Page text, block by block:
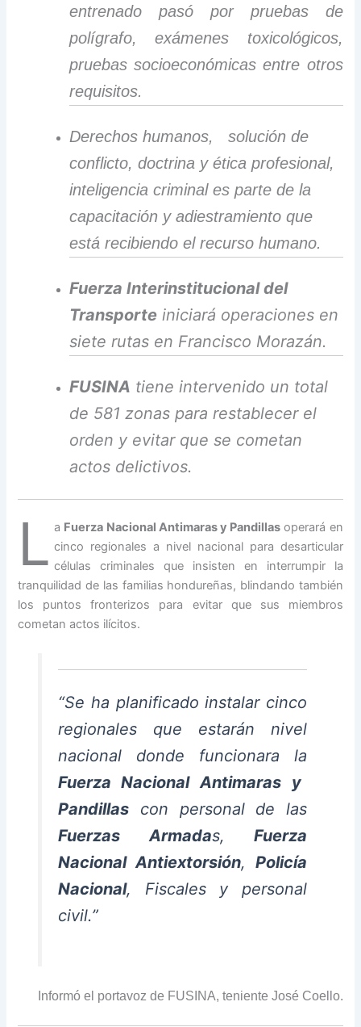
entrenado pasó por pruebas de
polígrafo, exámenes toxicológicos,
pruebas socioeconómicas entre otros
requisitos.
Derechos humanos, solución de
conflicto, doctrina y ética profesional,
inteligencia criminal es parte de la
capacitación y adiestramiento que
está recibiendo el recurso humano.
Fuerza Interinstitucional del
Transporte iniciará operaciones en
siete rutas en Francisco Morazán.
FUSINA tiene intervenido un total
de 581 zonas para restablecer el
orden y evitar que se cometan
actos delictivos.
L a Fuerza Nacional Antimaras y Pandillas operará en
cinco regionales a nivel nacional para desarticular
células criminales que insisten en interrumpir la
tranquilidad de las familias hondureñas, blindando también
los puntos fronterizos para evitar que sus miembros
cometan actos ilícitos.
“Se ha planificado instalar cinco
regionales que estarán nivel
nacional donde funcionara la
Fuerza Nacional Antimaras y
Pandillascon personal de las
Fuerzas Armadas, Fuerza
Nacional Antiextorsión,Policía
Nacional, Fiscales y personal
civil.”
Informó el portavoz de FUSINA, teniente José Coello.